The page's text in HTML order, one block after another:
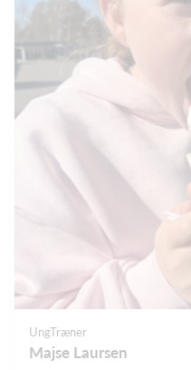
UngTræner
Majse Laursen